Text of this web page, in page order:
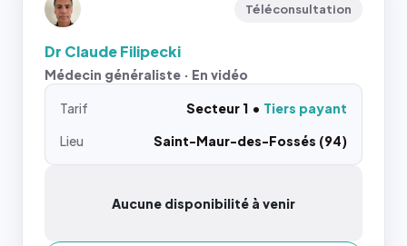
Téléconsultation
Dr Claude Filipecki
Médecin généraliste · En vidéo
Tarif Secteur 1
Tiers payant
Lieu
Saint-Maur-des-Fossés (94)
Aucune disponibilité à venir